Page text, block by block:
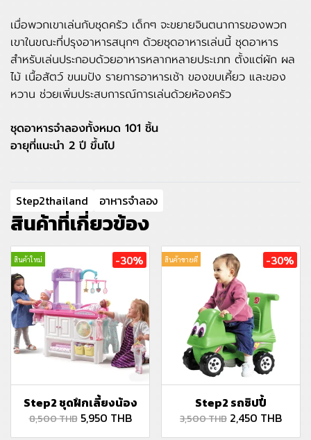
เมื่อพวกเขาเล่นกับชุดครัว เด็กๆ จะขยายจินตนาการของพวก
เขาในขณะที่ปรุงอาหารสนุกๆ ด้วยชุดอาหารเล่นนี้ ชุดอาหาร
สำหรับเล่นประกอบด้วยอาหารหลากหลายประเภท ตั้งแต่ผัก ผล
ไม้ เนื้อสัตว์ ขนมปัง รายการอาหารเช้า ของขบเคี้ยว และของ
หวาน ช่วยเพิ่มประสบการณ์การเล่นด้วยห้องครัว
ชุดอาหารจำลองทั้งหมด 101 ชิ้น
อายุที่แนะนำ 2 ปี ขึ้นไป
Step2thailand อาหารจำลอง
สินค้าที่เกี่ยวข้อง
สินค้าใหม่ -30%
Step2 ชุดฝึกเลี้ยงน้อง
8,500 THB 5,950 THB
สินค้าขายดี -30%
Step2 รถซิปปี้
3,500 THB 2,450 THB